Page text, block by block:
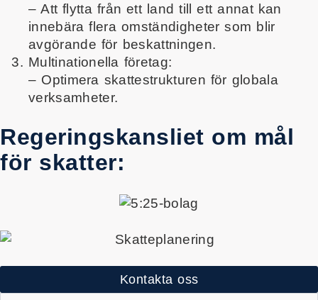
– Att flytta från ett land till ett annat kan
innebära flera omständigheter som blir
avgörande för beskattningen.
Multinationella företag:
– Optimera skattestrukturen för globala
verksamheter.
Regeringskansliet om mål
för skatter:
Kontakta oss